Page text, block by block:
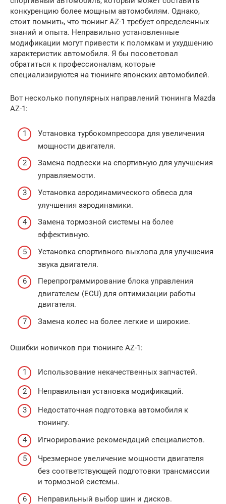
конкуренцию более мощным автомобилям. Однако,
стоит помнить, что тюнинг AZ-1 требует определенных
знаний и опыта. Неправильно установленные
модификации могут привести к поломкам и ухудшению
характеристик автомобиля. Я бы посоветовал
обратиться к профессионалам, которые
специализируются на тюнинге японских автомобилей.
Вот несколько популярных направлений тюнинга Mazda
AZ-1:
Установка турбокомпрессора для увеличения
мощности двигателя.
Замена подвески на спортивную для улучшения
управляемости.
Установка аэродинамического обвеса для
улучшения аэродинамики.
Замена тормозной системы на более
эффективную.
Установка спортивного выхлопа для улучшения
звука двигателя.
Перепрограммирование блока управления
двигателем (ECU) для оптимизации работы
двигателя.
Замена колес на более легкие и широкие.
Ошибки новичков при тюнинге AZ-1:
Использование некачественных запчастей.
Неправильная установка модификаций.
Недостаточная подготовка автомобиля к
тюнингу.
Игнорирование рекомендаций специалистов.
Чрезмерное увеличение мощности двигателя
без соответствующей подготовки трансмиссии
и тормозной системы.
Неправильный выбор шин и дисков.